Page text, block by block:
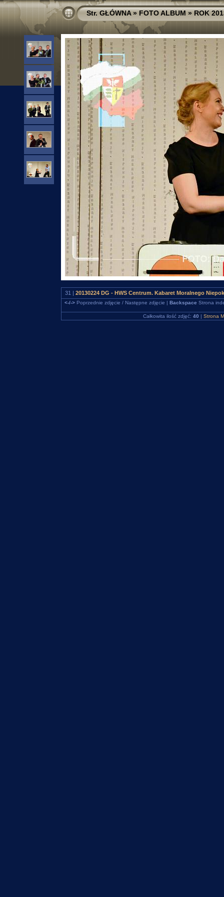
Str. GŁÓWNA»FOTO ALBUM»ROK
31 | 20130224 DG - HWS Centrum. Kabaret Moralnego
<-/->Poprzednie zdjęcie / Następne zdjęcie | Backspace Strona
Całkowita ilość zdjęć: 40 | Strona